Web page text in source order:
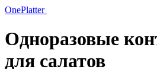
OnePlatter
Одноразовые
для салатов